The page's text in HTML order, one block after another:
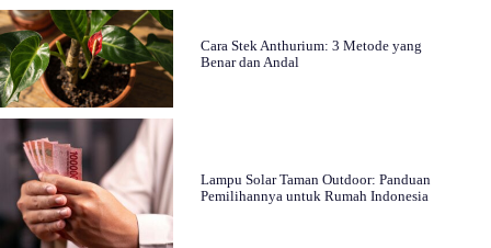
Cara Stek Anthurium: 3 Metode yang
Benar dan Andal
Lampu Solar Taman Outdoor: Panduan
Pemilihannya untuk Rumah Indonesia